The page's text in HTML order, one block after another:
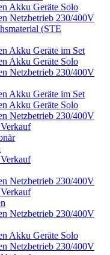
Akku Geräte Solo
Netzbetrieb 230/400V
(STE
Akku Geräte im Set
Akku Geräte Solo
Netzbetrieb 230/400V
Akku Geräte im Set
Akku Geräte Solo
Netzbetrieb 230/400V
Netzbetrieb 230/400V
Netzbetrieb 230/400V
Akku Geräte Solo
Netzbetrieb 230/400V